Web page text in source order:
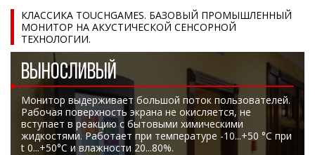
КЛАССИКА TOUCHGAMES. БАЗОВЫЙ ПРОМЫШЛЕННЫЙ
МОНИТОР НА АКУСТИЧЕСКОЙ СЕНСОРНОЙ
ТЕХНОЛОГИИ.
ВЫНОСЛИВЫЙ
Монитор выдерживает большой поток пользователей.
Рабочая поверхность экрана не окисляется, не
вступает в реакцию с бытовыми химическими
жидкостями. Работает при температуре -10...+50 °C при
t 0...+50°C и влажности 20...80%.